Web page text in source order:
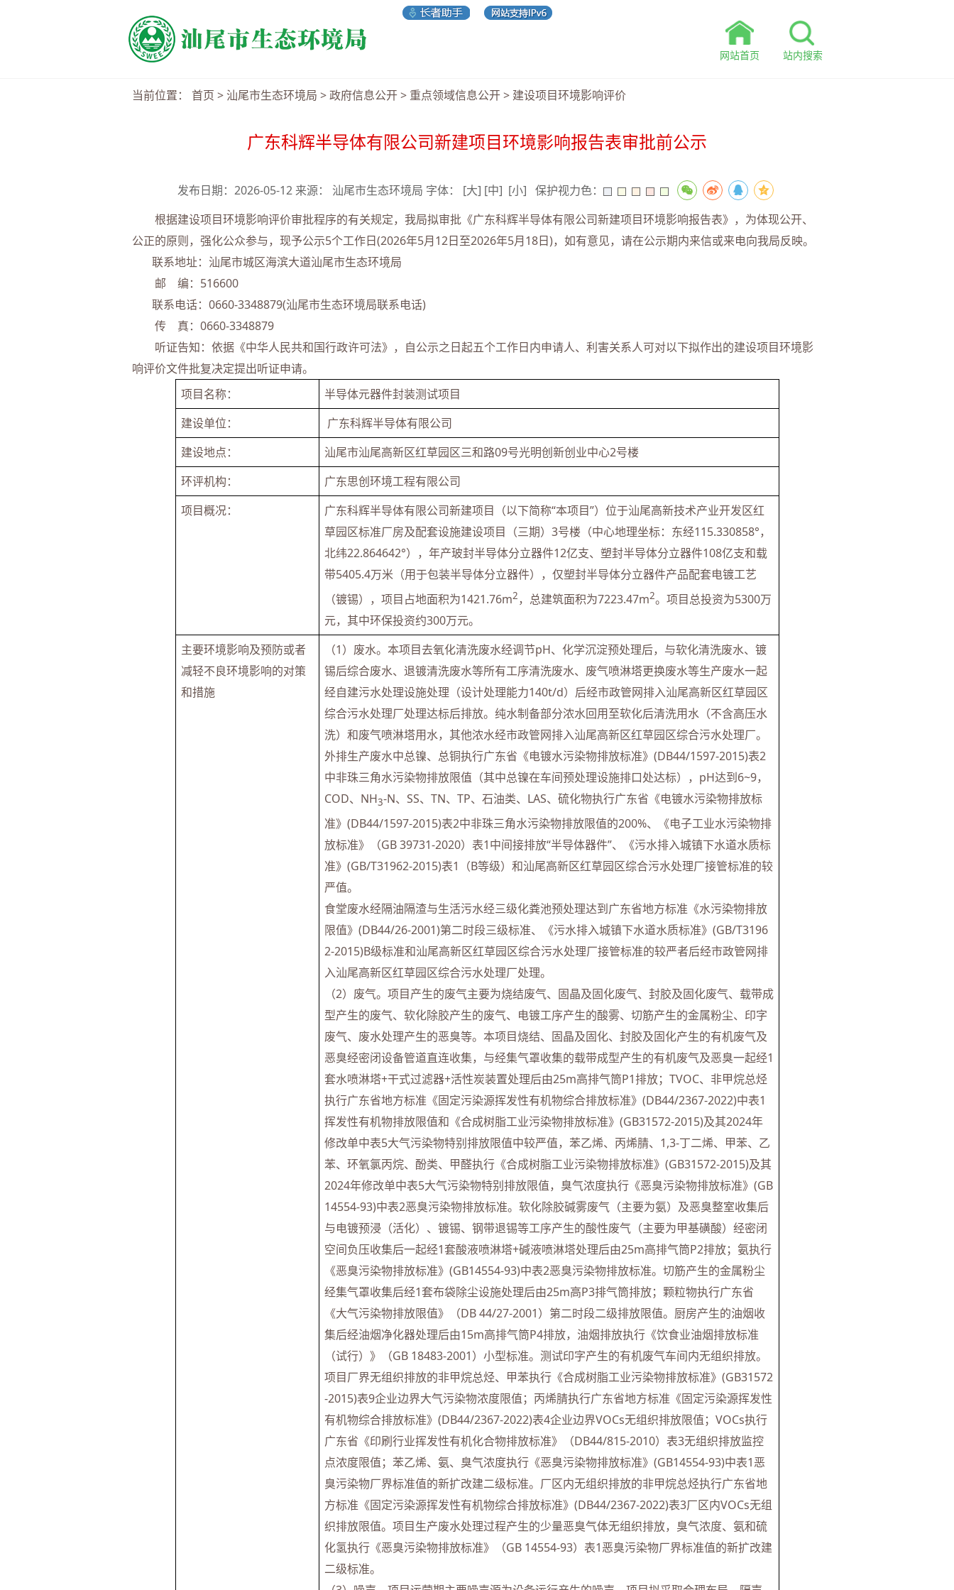
网站首页 站内搜索
当前位置： 首页 > 汕尾市生态环境局 >政府信息公开> 重点领域信息公开> 建设项目环境影响评价
广东科辉半导体有限公司新建项目环境影响报告表审批前公示
发布日期：2026-05-12 来源： 汕尾市生态环境局 字体： [大] [中] [小] 保护视力色：
根据建设项目环境影响评价审批程序的有关规定，我局拟审批《广东科辉半导体有限公司新建项目环境影响报告表》，为体现公开、
公正的原则，强化公众参与，现予公示5个工作日(2026年5月12日至2026年5月18日)，如有意见，请在公示期内来信或来电向我局反映。
联系地址：汕尾市城区海滨大道汕尾市生态环境局
邮 编：516600
联系电话：0660-3348879(汕尾市生态环境局联系电话)
传 真：0660-3348879
听证告知：依据《中华人民共和国行政许可法》，自公示之日起五个工作日内申请人、利害关系人可对以下拟作出的建设项目环境影
响评价文件批复决定提出听证申请。
项目名称：
半导体元器件封装测试项目
建设单位：
广东科辉半导体有限公司
建设地点：
汕尾市汕尾高新区红草园区三和路09号光明创新创业中心2号楼
环评机构：
广东思创环境工程有限公司
项目概况：
广东科辉半导体有限公司新建项目（以下简称“本项目”）位于汕尾高新技术产业开发区红
草园区标准厂房及配套设施建设项目（三期）3号楼（中心地理坐标：东经115.330858°，
北纬22.864642°），年产玻封半导体分立器件12亿支、塑封半导体分立器件108亿支和载
带5405.4万米（用于包装半导体分立器件），仅塑封半导体分立器件产品配套电镀工艺
（镀锡），项目占地面积为1421.76m2，总建筑面积为7223.47m2。项目总投资为5300万
元，其中环保投资约300万元。
主要环境影响及预防或者
减轻不良环境影响的对策
和措施
（1）废水。本项目去氧化清洗废水经调节pH、化学沉淀预处理后，与软化清洗废水、镀
锡后综合废水、退镀清洗废水等所有工序清洗废水、废气喷淋塔更换废水等生产废水一起
经自建污水处理设施处理（设计处理能力140t/d）后经市政管网排入汕尾高新区红草园区
综合污水处理厂处理达标后排放。纯水制备部分浓水回用至软化后清洗用水（不含高压水
洗）和废气喷淋塔用水，其他浓水经市政管网排入汕尾高新区红草园区综合污水处理厂。
外排生产废水中总镍、总铜执行广东省《电镀水污染物排放标准》(DB44/1597-2015)表2
中非珠三角水污染物排放限值（其中总镍在车间预处理设施排口处达标），pH达到6~9，
COD、NH3-N、SS、TN、TP、石油类、LAS、硫化物执行广东省《电镀水污染物排放标
准》(DB44/1597-2015)表2中非珠三角水污染物排放限值的200%、《电子工业水污染物排
放标准》（GB 39731-2020）表1中间接排放“半导体器件”、《污水排入城镇下水道水质标
准》(GB/T31962-2015)表1（B等级）和汕尾高新区红草园区综合污水处理厂接管标准的较
严值。
食堂废水经隔油隔渣与生活污水经三级化粪池预处理达到广东省地方标准《水污染物排放
限值》(DB44/26-2001)第二时段三级标准、《污水排入城镇下水道水质标准》(GB/T3196
2-2015)B级标准和汕尾高新区红草园区综合污水处理厂接管标准的较严者后经市政管网排
入汕尾高新区红草园区综合污水处理厂处理。
（2）废气。项目产生的废气主要为烧结废气、固晶及固化废气、封胶及固化废气、载带成
型产生的废气、软化除胶产生的废气、电镀工序产生的酸雾、切筋产生的金属粉尘、印字
废气、废水处理产生的恶臭等。本项目烧结、固晶及固化、封胶及固化产生的有机废气及
恶臭经密闭设备管道直连收集，与经集气罩收集的载带成型产生的有机废气及恶臭一起经1
套水喷淋塔+干式过滤器+活性炭装置处理后由25m高排气筒P1排放；TVOC、非甲烷总烃
执行广东省地方标准《固定污染源挥发性有机物综合排放标准》(DB44/2367-2022)中表1
挥发性有机物排放限值和《合成树脂工业污染物排放标准》(GB31572-2015)及其2024年
修改单中表5大气污染物特别排放限值中较严值，苯乙烯、丙烯腈、1,3-丁二烯、甲苯、乙
苯、环氧氯丙烷、酚类、甲醛执行《合成树脂工业污染物排放标准》(GB31572-2015)及其
2024年修改单中表5大气污染物特别排放限值，臭气浓度执行《恶臭污染物排放标准》(GB
14554-93)中表2恶臭污染物排放标准。软化除胶碱雾废气（主要为氨）及恶臭整室收集后
与电镀预浸（活化）、镀锡、钢带退锡等工序产生的酸性废气（主要为甲基磺酸）经密闭
空间负压收集后一起经1套酸液喷淋塔+碱液喷淋塔处理后由25m高排气筒P2排放；氨执行
《恶臭污染物排放标准》(GB14554-93)中表2恶臭污染物排放标准。切筋产生的金属粉尘
经集气罩收集后经1套布袋除尘设施处理后由25m高P3排气筒排放；颗粒物执行广东省
《大气污染物排放限值》（DB 44/27-2001）第二时段二级排放限值。厨房产生的油烟收
集后经油烟净化器处理后由15m高排气筒P4排放，油烟排放执行《饮食业油烟排放标准
（试行）》（GB 18483-2001）小型标准。测试印字产生的有机废气车间内无组织排放。
项目厂界无组织排放的非甲烷总烃、甲苯执行《合成树脂工业污染物排放标准》(GB31572
-2015)表9企业边界大气污染物浓度限值；丙烯腈执行广东省地方标准《固定污染源挥发性
有机物综合排放标准》(DB44/2367-2022)表4企业边界VOCs无组织排放限值；VOCs执行
广东省《印刷行业挥发性有机化合物排放标准》（DB44/815-2010）表3无组织排放监控
点浓度限值；苯乙烯、氨、臭气浓度执行《恶臭污染物排放标准》(GB14554-93)中表1恶
臭污染物厂界标准值的新扩改建二级标准。厂区内无组织排放的非甲烷总烃执行广东省地
方标准《固定污染源挥发性有机物综合排放标准》(DB44/2367-2022)表3厂区内VOCs无组
织排放限值。项目生产废水处理过程产生的少量恶臭气体无组织排放，臭气浓度、氨和硫
化氢执行《恶臭污染物排放标准》（GB 14554-93）表1恶臭污染物厂界标准值的新扩改建
二级标准。